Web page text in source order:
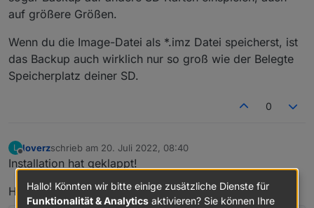
auf größere Größen.
Wenn du die Image-Datei als *.imz Datei speicherst, ist
das Backup auch wirklich nur so groß wie der Belegte
Speicherplatz deiner SD.
0
L
Offline
loverzschrieb am 20. Juli 2022, 08:40
zuletzt editiert von
Installation hat geklappt!
Hängt anfangs an dieser Stelle:
Hallo! Könnten wir bitte einige zusätzliche Dienste für
Funktionalität & Analytics aktivieren? Sie können Ihre